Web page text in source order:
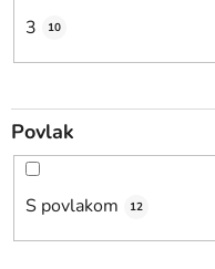
3 10
Povlak
S povlakom 12